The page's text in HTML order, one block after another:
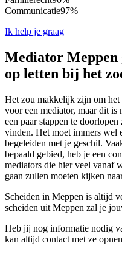
Communicatie97%
Ik help je graag
Mediator Meppen
op letten bij het
Het zou makkelijk zijn om het
voor een mediator, maar dit
een paar stappen te
vinden. Het moet immers wel
begeleiden met je geschil.
bepaald gebied, heb je een
mediators die hier veel vanaf
gaan zullen moeten kijken
Scheiden in Meppen is altijd
scheiden uit Meppen zal je
Heb jij nog informatie nodig
kan altijd contact met ze